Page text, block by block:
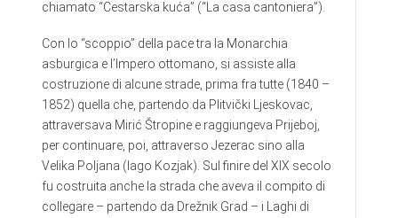
chiamato “Cestarska kuća” (“La casa cantoniera”).
Con lo “scoppio” della pace tra la Monarchia
asburgica e l’Impero ottomano, si assiste alla
costruzione di alcune strade, prima fra tutte (1840 –
1852) quella che, partendo da Plitvički Ljeskovac,
attraversava Mirić Štropine e raggiungeva Prijeboj,
per continuare, poi, attraverso Jezerac sino alla
Velika Poljana (lago Kozjak). Sul finire del XIX secolo
fu costruita anche la strada che aveva il compito di
collegare – partendo da Drežnik Grad – i Laghi di